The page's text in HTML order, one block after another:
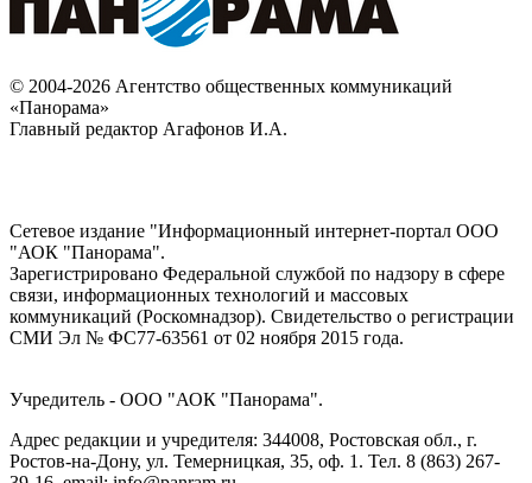
© 2004-2026 Агентство общественных коммуникаций
«Панорама»
Главный редактор Агафонов И.А.
Сетевое издание "Информационный интернет-портал ООО
"АОК "Панорама".
Зарегистрировано Федеральной службой по надзору в сфере
связи, информационных технологий и массовых
коммуникаций (Роскомнадзор). Cвидетельство о регистрации
СМИ Эл № ФС77-63561 от 02 ноября 2015 года.
Учредитель - ООО "АОК "Панорама".
Адрес редакции и учредителя: 344008, Ростовская обл., г.
Ростов-на-Дону, ул. Темерницкая, 35, оф. 1. Тел. 8 (863) 267-